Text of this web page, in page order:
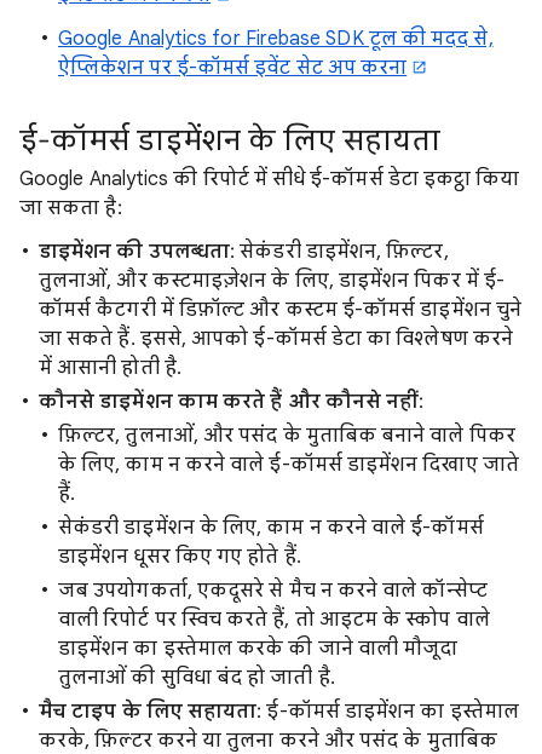
Google Analytics for Firebase SDK टूल की मदद से,
ऐप्लिकेशन पर ई-कॉमर्स इवेंट सेट अप करना
ई-कॉमर्स डाइमेंशन के लिए सहायता
Google Analytics की रिपोर्ट में सीधे ई-कॉमर्स डेटा इकट्ठा किया
जा सकता है:
डाइमेंशन की उपलब्धता: सेकंडरी डाइमेंशन, फ़िल्टर,
तुलनाओं, और कस्टमाइज़ेशन के लिए, डाइमेंशन पिकर में ई-
कॉमर्स कैटगरी में डिफ़ॉल्ट और कस्टम ई-कॉमर्स डाइमेंशन चुने
जा सकते हैं. इससे, आपको ई-कॉमर्स डेटा का विश्लेषण करने
में आसानी होती है.
कौनसे डाइमेंशन काम करते हैं और कौनसे नहीं:
फ़िल्टर, तुलनाओं, और पसंद के मुताबिक बनाने वाले पिकर
के लिए, काम न करने वाले ई-कॉमर्स डाइमेंशन दिखाए जाते
हैं.
सेकंडरी डाइमेंशन के लिए, काम न करने वाले ई-कॉमर्स
डाइमेंशन धूसर किए गए होते हैं.
जब उपयोगकर्ता, एकदूसरे से मैच न करने वाले कॉन्सेप्ट
वाली रिपोर्ट पर स्विच करते हैं, तो आइटम के स्कोप वाले
डाइमेंशन का इस्तेमाल करके की जाने वाली मौजूदा
तुलनाओं की सुविधा बंद हो जाती है.
मैच टाइप के लिए सहायता: ई-कॉमर्स डाइमेंशन का इस्तेमाल
करके, फ़िल्टर करने या तुलना करने और पसंद के मुताबिक